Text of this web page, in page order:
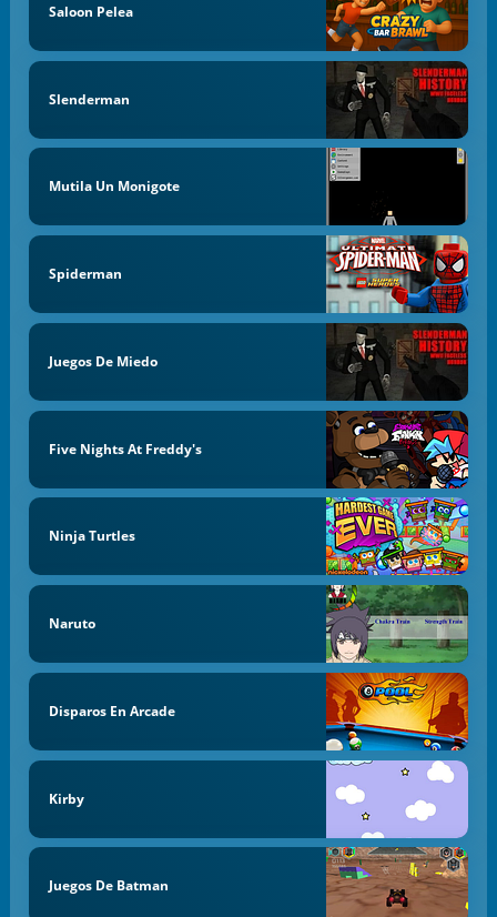
Saloon Pelea
Slenderman
Mutila Un Monigote
Spiderman
Juegos De Miedo
Five Nights At Freddy's
Ninja Turtles
Naruto
Disparos En Arcade
Kirby
Juegos De Batman